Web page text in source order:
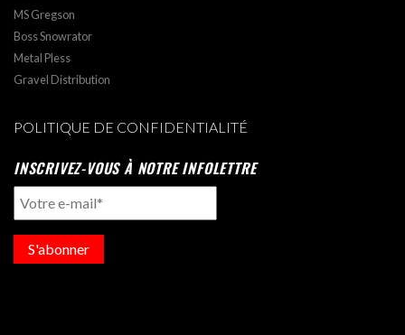
MS Gregson
Boss Snowrator
Metal Pless
Gravel Distribution
POLITIQUE DE CONFIDENTIALITÉ
INSCRIVEZ-VOUS À NOTRE INFOLETTRE
S'abonner